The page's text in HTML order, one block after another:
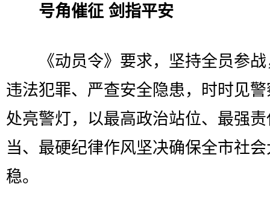
号角催征 剑指平安
《动员令》要求，坚持全员参战
违法犯罪、严查安全隐患，时时见
处亮警灯，以最高政治站位、最强
当、最硬纪律作风坚决确保全市社
稳。